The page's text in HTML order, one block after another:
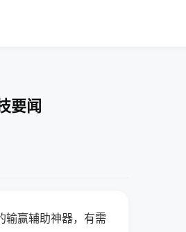
要闻
输赢辅助神器，有需